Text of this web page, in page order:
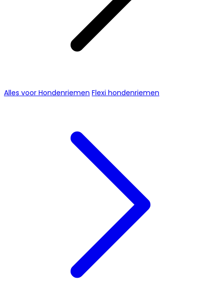
Alles voor Hondenriemen Flexi hondenriemen